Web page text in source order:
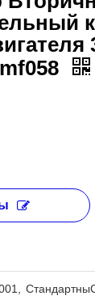
Стандартны